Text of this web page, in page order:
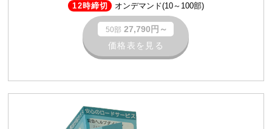
12時締切 オンデマンド(10～100部)
50部 27,790円～
価格表を見る